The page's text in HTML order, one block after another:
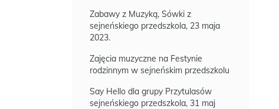
Zabawy z Muzyką, Sówki z
sejneńskiego przedszkola, 23 maja
2023.
Zajęcia muzyczne na Festynie
rodzinnym w sejneńskim przedszkolu
Say Hello dla grupy Przytulasów
sejneńskiego przedszkola, 31 maj